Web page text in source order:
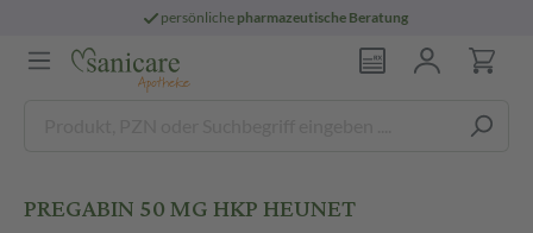
persönlichepharmazeutische Beratung
PREGABIN 50 MG HKP HEUNET